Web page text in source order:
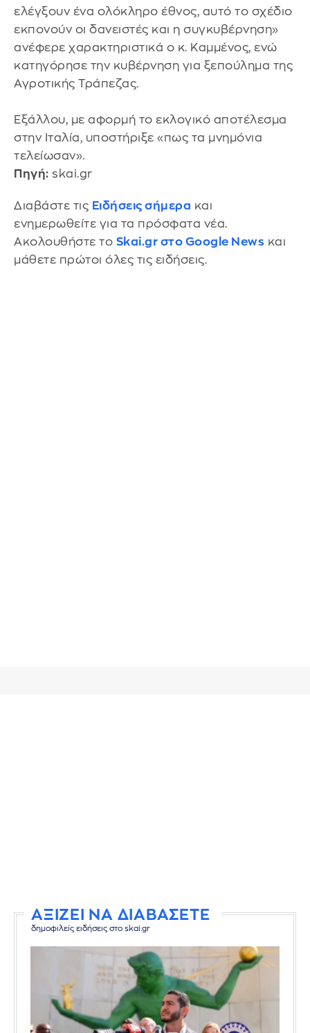
ελέγξουν ένα ολόκληρο έθνος, αυτό το σχέδιο
εκπονούν οι δανειστές και η συγκυβέρνηση»
ανέφερε χαρακτηριστικά ο κ. Καμμένος, ενώ
κατηγόρησε την κυβέρνηση για ξεπούλημα της
Αγροτικής Τράπεζας.
Εξάλλου, με αφορμή το εκλογικό αποτέλεσμα
στην Ιταλία, υποστήριξε «πως τα μνημόνια
τελείωσαν».
Πηγή: skai.gr
Διαβάστε τις Ειδήσεις σήμερα και
ενημερωθείτε για τα πρόσφατα νέα.
Ακολουθήστε το Skai.gr στο Google News και
μάθετε πρώτοι όλες τις ειδήσεις.
ΑΞΙΖΕΙ ΝΑ ΔΙΑΒΑΣΕΤΕ
δημοφιλείς ειδήσεις στο skai.gr